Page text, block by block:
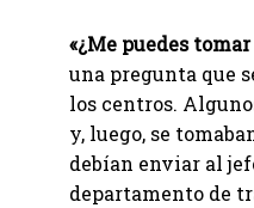
«¿Me puedes
una pregunta que
los centros.
y, luego, se
debían enviar al
departamento de